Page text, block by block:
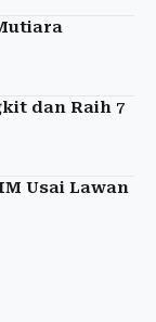
dan Raih 7
Usai Lawan